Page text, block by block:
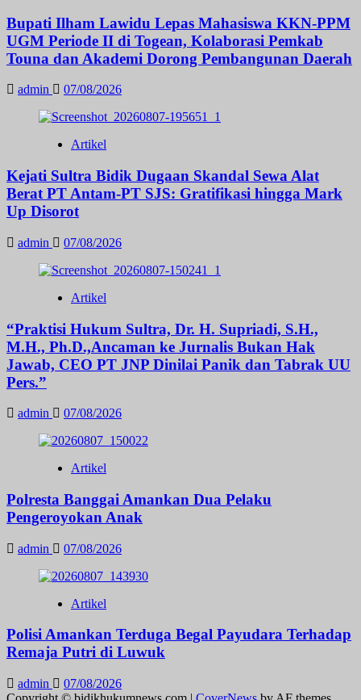
Bupati Ilham Lawidu Lepas Mahasiswa KKN-PPM
UGM Periode II di Togean, Kolaborasi Pemkab
Touna dan Akademi Dorong Pembangunan Daerah
admin 07/08/2026
Artikel
Kejati Sultra Bidik Dugaan Skandal Sewa Alat
Berat PT Antam-PT SJS: Gratifikasi hingga Mark
Up Disorot
admin 07/08/2026
Artikel
“Praktisi Hukum Sultra, Dr. H. Supriadi, S.H.,
M.H., Ph.D.,Ancaman ke Jurnalis Bukan Hak
Jawab, CEO PT JNP Dinilai Panik dan Tabrak UU
Pers.”
admin 07/08/2026
Artikel
Polresta Banggai Amankan Dua Pelaku
Pengeroyokan Anak
admin 07/08/2026
Artikel
Polisi Amankan Terduga Begal Payudara Terhadap
Remaja Putri di Luwuk
admin
07/08/2026